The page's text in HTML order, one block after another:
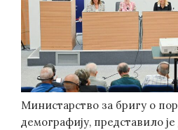
Министарство за бригу о
демографију, представило је